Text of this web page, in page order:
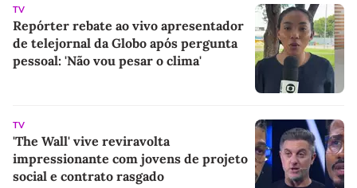
TV
Repórter rebate ao vivo apresentador
de telejornal da Globo após pergunta
pessoal: 'Não vou pesar o clima'
TV
'The Wall' vive reviravolta
impressionante com jovens de projeto
social e contrato rasgado